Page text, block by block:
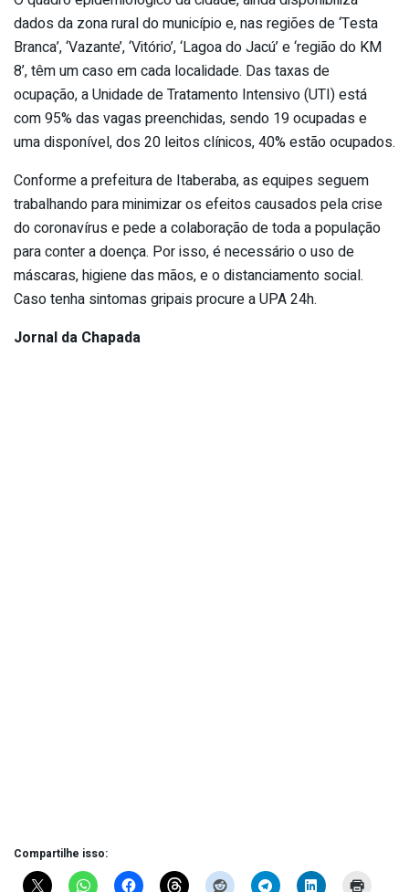
dados da zona rural do município e, nas regiões de ‘Testa
Branca’, ‘Vazante’, ‘Vitório’, ‘Lagoa do Jacú’ e ‘região do KM
8’, têm um caso em cada localidade. Das taxas de
ocupação, a Unidade de Tratamento Intensivo (UTI) está
com 95% das vagas preenchidas, sendo 19 ocupadas e
uma disponível, dos 20 leitos clínicos, 40% estão ocupados.
Conforme a prefeitura de Itaberaba, as equipes seguem
trabalhando para minimizar os efeitos causados pela crise
do coronavírus e pede a colaboração de toda a população
para conter a doença. Por isso, é necessário o uso de
máscaras, higiene das mãos, e o distanciamento social.
Caso tenha sintomas gripais procure a UPA 24h.
Jornal da Chapada
Compartilhe isso: